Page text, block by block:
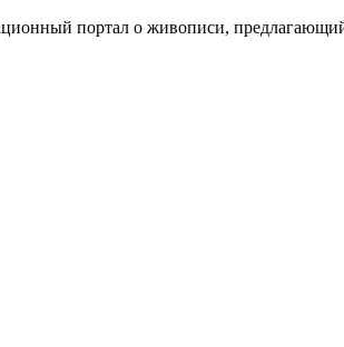
портал о живописи,